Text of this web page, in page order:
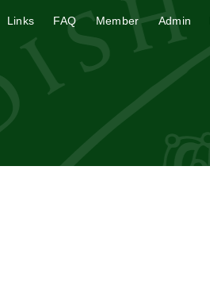
Links FAQ Member Admin